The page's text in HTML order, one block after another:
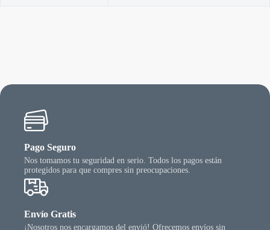
Pago Seguro
Nos tomamos tu seguridad en serio. Todos los pagos están
protegidos para que compres sin preocupaciones.
Envío Gratis
¡Nosotros nos encargamos del envió! Ofrecemos envíos sin